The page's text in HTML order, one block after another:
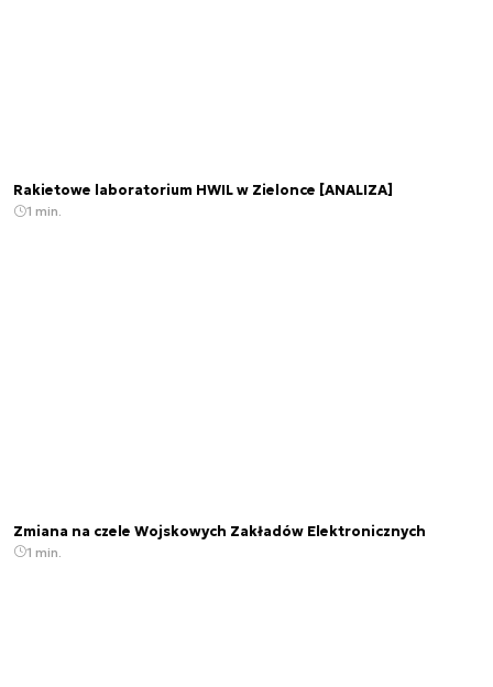
Rakietowe laboratorium HWIL w Zielonce [ANALIZA]
1 min.
Zmiana na czele Wojskowych Zakładów Elektronicznych
1 min.